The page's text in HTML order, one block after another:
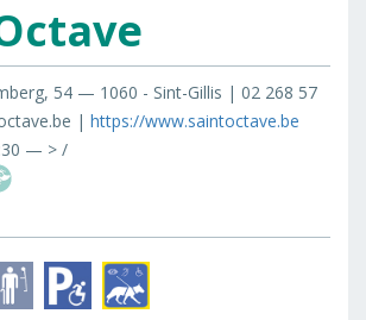
54 — 1060 - Sint-Gillis | 02 268 57
| https://www.saintoctave.be
— > /